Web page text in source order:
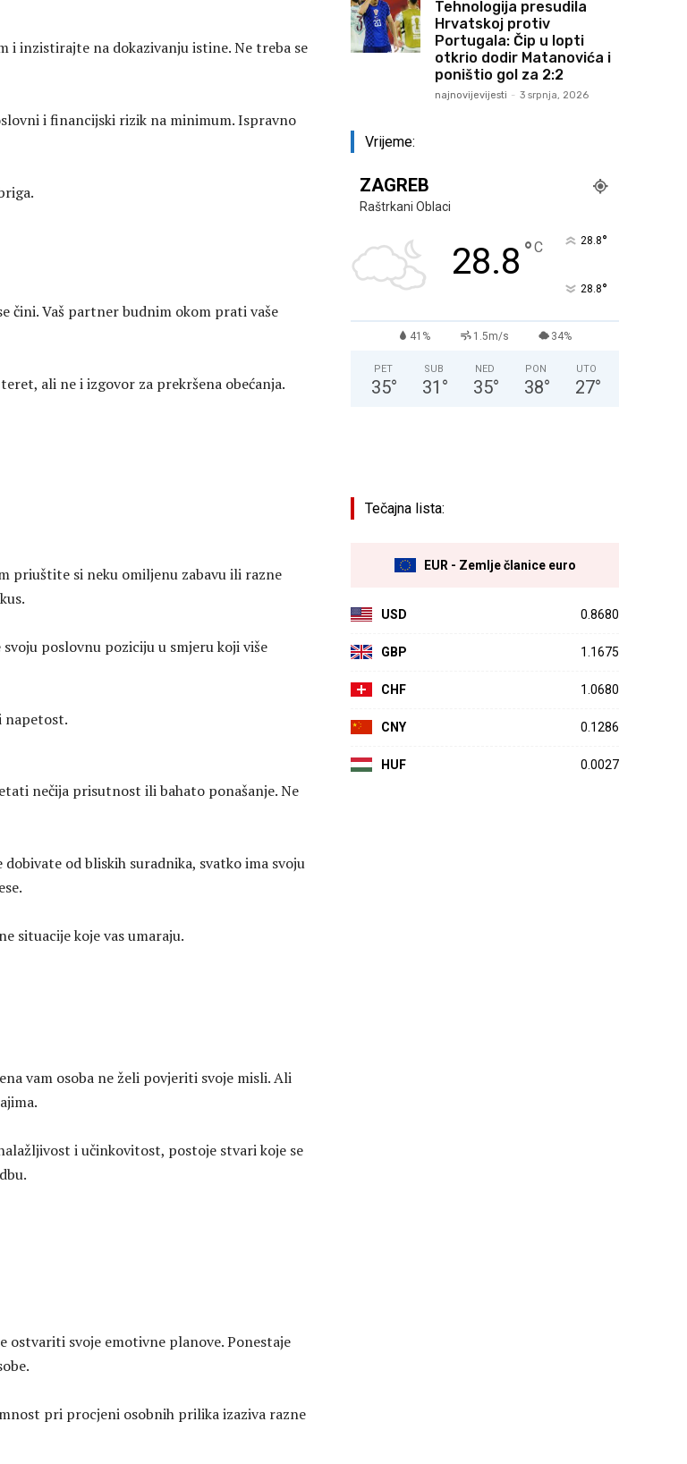
i inzistirajte na dokazivanju istine. Ne treba se
i financijski rizik na minimum. Ispravno
čini. Vaš partner budnim okom prati vaše
ali ne i izgovor za prekršena obećanja.
priuštite si neku omiljenu zabavu ili razne
poslovnu poziciju u smjeru koji više
napetost.
nečija prisutnost ili bahato ponašanje. Ne
od bliskih suradnika, svatko ima svoju
situacije koje vas umaraju.
vam osoba ne želi povjeriti svoje misli. Ali
i učinkovitost, postoje stvari koje se
ostvariti svoje emotivne planove. Ponestaje
pri procjeni osobnih prilika izaziva razne
Tehnologija presudila
Hrvatskoj protiv
Portugala: Čip u lopti
otkrio dodir Matanovića i
poništio gol za 2:2
najnovijevijesti - 3 srpnja, 2026
Vrijeme:
ZAGREB
Raštrkani Oblaci
28.8 °C 28.8°
28.8°
41% 1.5m/s 34%
PET
35°
SUB
31 °
NED
35°
PON
38°
UTO
27°
Tečajna lista:
EUR - Zemlje članice euro
USD 0.8680
GBP 1.1675
CHF 1.0680
CNY 0.1286
HUF 0.0027